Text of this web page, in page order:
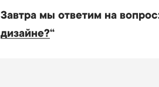
Завтра мы ответим на
дизайне?“